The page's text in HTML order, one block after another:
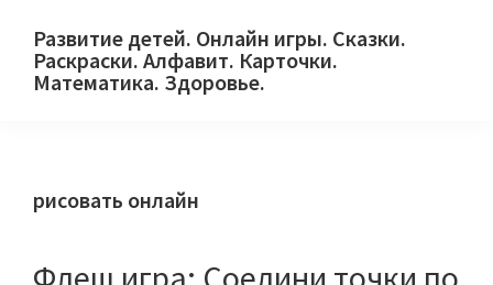
primary
main
primary
Развитие детей. Онлайн игры. Сказки.
Раскраски. Алфавит. Карточки.
Математика. Здоровье.
и
родителей.
рисовать онлайн